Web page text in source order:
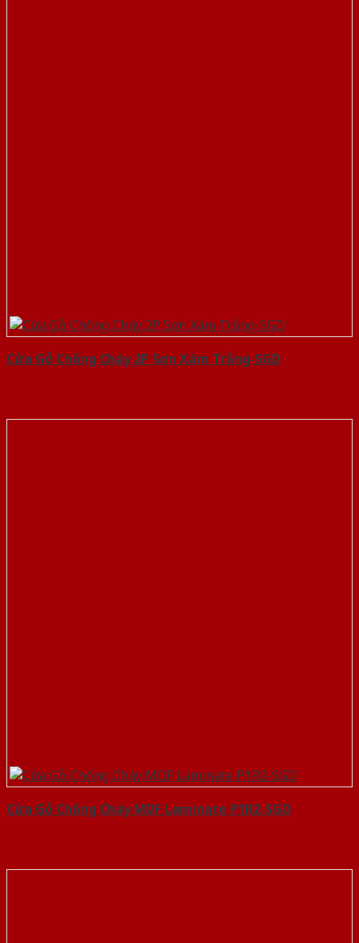
Cửa Gỗ Chống Cháy 2P Sơn Xám Trắng-SGD
Cửa Gỗ Chống Cháy MDF Laminate P1R2-SGD